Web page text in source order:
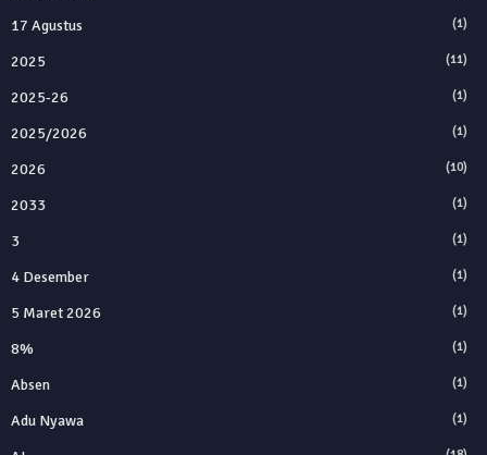
17 Agustus (1)
2025 (11)
2025‑26 (1)
2025/2026 (1)
2026 (10)
2033 (1)
3 (1)
4 Desember (1)
5 Maret 2026 (1)
8% (1)
Absen (1)
Adu Nyawa (1)